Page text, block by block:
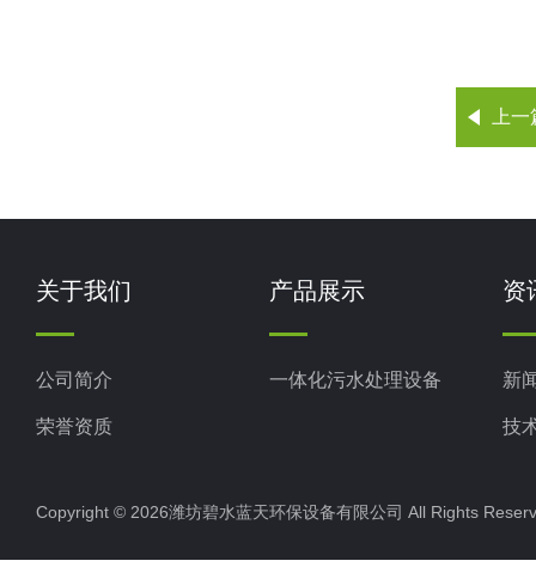
上
关于我们
公司简介
荣誉资质
产品展示
一体化污水处理设备
资
新
技
Copyright © 2026潍坊碧水蓝天环保设备有限公司 All Rights